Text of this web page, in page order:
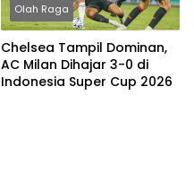
Olah Raga
Chelsea Tampil Dominan,
AC Milan Dihajar 3-0 di
Indonesia Super Cup 2026